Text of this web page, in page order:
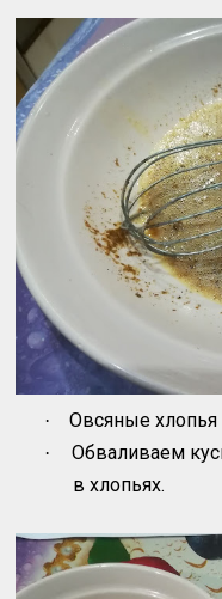
· Овсяные
·
Обваливаем
в хлопьях.